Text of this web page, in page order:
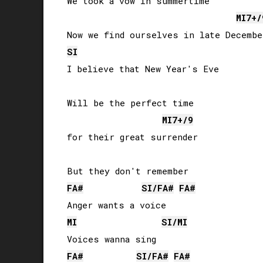
MI
SI
I believe that New Year's Eve
Will be the perfect time
MI7+/9
for their great surrender
FA#
SI/FA# FA#
MI
SI/MI
FA#
SI/FA# FA#